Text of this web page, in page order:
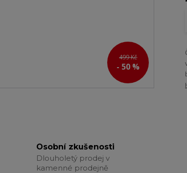
499 Kč
- 50 %
Osobní zkušenosti
Dlouholetý prodej v
kamenné prodejně